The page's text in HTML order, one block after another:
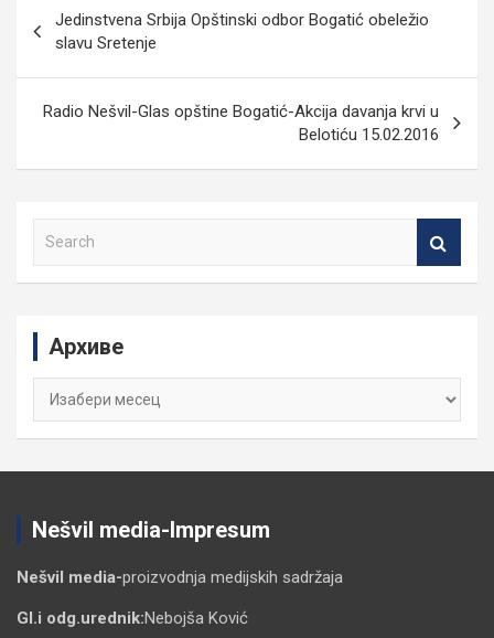
чланка
Jedinstvena Srbija Opštinski odbor Bogatić obeležio
slavu Sretenje
Radio Nešvil-Glas opštine Bogatić-Akcija davanja krvi u
Belotiću 15.02.2016
Архиве
Архиве
Nešvil media-Impresum
Nešvil media-proizvodnja medijskih sadržaja
Gl.i odg.urednik:Nebojša Ković